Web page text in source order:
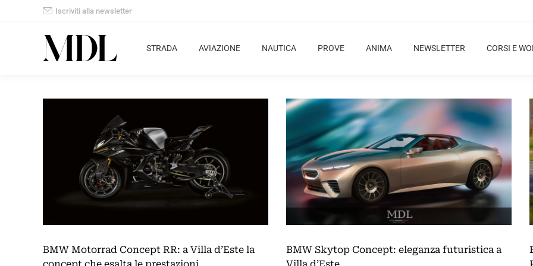
Iscriviti alla newsletter
STRADA AVIAZIONE NAUTICA PROVE ANIMA NEWSLETTER CORSI E
BMW Motorrad Concept RR: a Villa d’Este la
BMW Skytop Concept: eleganza futuristica a